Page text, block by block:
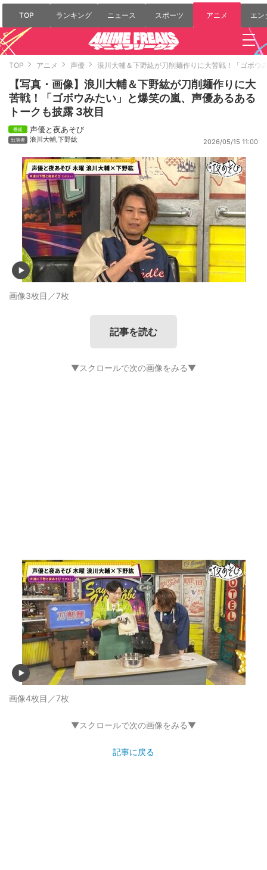
TOP ランキング ニュース スポーツ アニメ エン
TOP アニメ 声優 浪川大輔＆下野紘が刀削麺作りに大苦戦！「ゴボウ
【写真・画像】浪川大輔＆下野紘が刀削麺作りに大
苦戦！「ゴボウみたい」と爆笑の嵐、声優あるある
トークも披露 3枚目
声優と夜あそび
浪川大輔,下野紘 2026/05/15 11:00
画像3枚目／7枚
記事を読む
▼スクロールで次の画像をみる▼
画像4枚目／7枚
▼スクロールで次の画像をみる▼
記事に戻る